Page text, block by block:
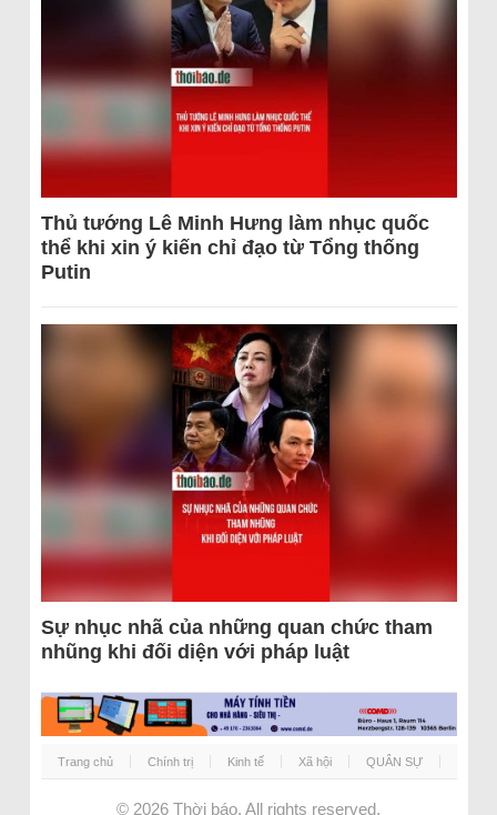
Thủ tướng Lê Minh Hưng làm nhục quốc
thể khi xin ý kiến chỉ đạo từ Tổng thống
Putin
Sự nhục nhã của những quan chức tham
nhũng khi đối diện với pháp luật
Trang chủ Chính trị Kinh tế Xã hội QUÂN SỰ
© 2026 Thời báo. All rights reserved.